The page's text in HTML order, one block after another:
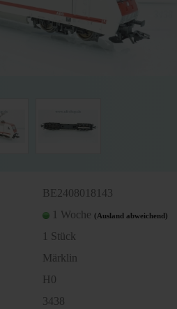
BE2408018143
1 Woche (Ausland abweichend)
1 Stück
Märklin
H0
3438